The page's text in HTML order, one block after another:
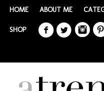
HOME ABOUT ME
SHOP